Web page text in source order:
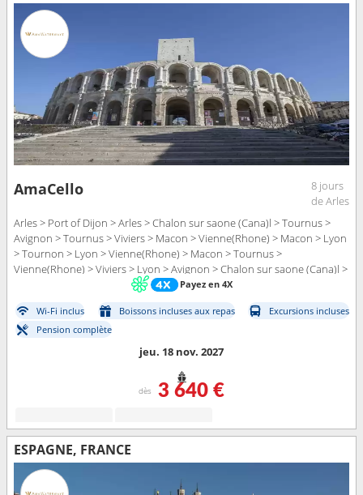
AmaCello
8 jours
de Arles
Arles > Port of Dijon > Arles > Chalon sur saone (Cana)l > Tournus >
Avignon > Tournus > Viviers > Macon > Vienne(Rhone) > Macon > Lyon
> Tournon > Lyon > Vienne(Rhone) > Macon > Tournus >
Vienne(Rhone) > Viviers > Lyon > Avignon > Chalon sur saone (Cana)l >
Payez en 4X
Wi-Fi inclus Boissons incluses aux repas
Excursions incluses
Pension complète
jeu. 18 nov. 2027
dès 3 640 €
ESPAGNE, FRANCE